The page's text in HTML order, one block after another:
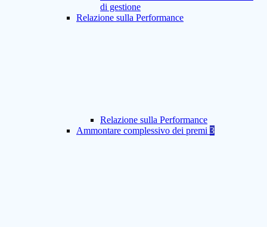
di gestione
Relazione sulla Performance
Relazione sulla Performance
Ammontare complessivo dei premi 3